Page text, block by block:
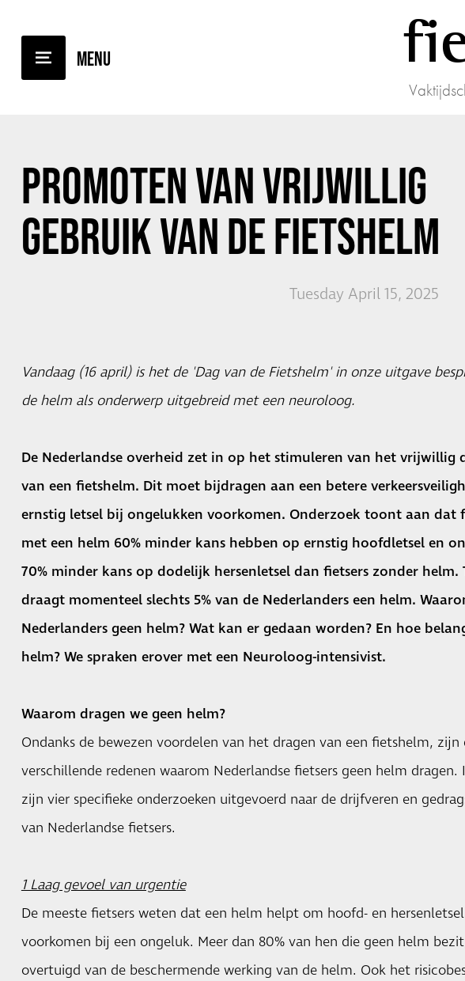
PROMOTEN VAN VRIJWILLIG
GEBRUIK VAN DE FIETSHELM
Tuesday April 15, 2025
Vandaag (16 april) is het de 'Dag van de Fietshelm' in onze uitgave
de helm als onderwerp uitgebreid met een neuroloog.
De Nederlandse overheid zet in op het stimuleren van het vrijwillig
van een fietshelm. Dit moet bijdragen aan een betere
ernstig letsel bij ongelukken voorkomen. Onderzoek toont aan dat
met een helm 60% minder kans hebben op ernstig hoofdletsel en
70% minder kans op dodelijk hersenletsel dan fietsers zonder helm.
draagt momenteel slechts 5% van de Nederlanders een helm.
Nederlanders geen helm? Wat kan er gedaan worden? En hoe
helm? We spraken erover met een Neuroloog-intensivist.
Waarom dragen we geen helm?
Ondanks de bewezen voordelen van het dragen van een fietshelm, zijn
verschillende redenen waarom Nederlandse fietsers geen helm dragen.
zijn vier specifieke onderzoeken uitgevoerd naar de drijfveren en
van Nederlandse fietsers.
1 Laag gevoel van urgentie
De meeste fietsers weten dat een helm helpt om hoofd- en
voorkomen bij een ongeluk. Meer dan 80% van hen die geen helm
overtuigd van de beschermende werking van de helm. Ook het